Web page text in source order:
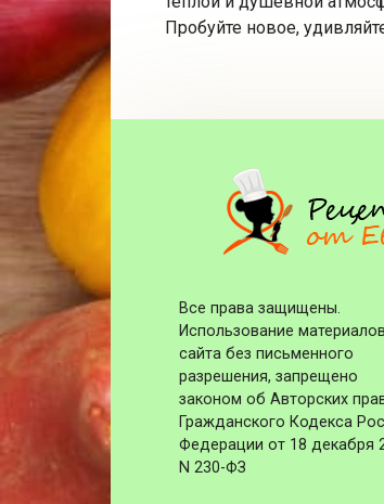
Пробуйте новое,
Все права защищены.
Использование материалов
сайта без письменного
разрешения, запрещено
законом об Авторских
Гражданского Кодекса
Федерации от 18 декабря
N 230-ФЗ